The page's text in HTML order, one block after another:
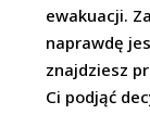
ewakuacji.
naprawdę
znajdziesz
Ci podjąć